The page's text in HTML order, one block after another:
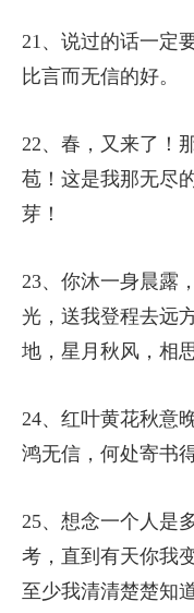
21、说过的话一定
比言而无信的好。
22、春，又来了！
苞！这是我那无尽
芽！
23、你沐一身晨露
光，送我登程去远
地，星月秋风，相
24、红叶黄花秋意
鸿无信，何处寄书
25、想念一个人是
考，直到有天你我
至少我清清楚楚知